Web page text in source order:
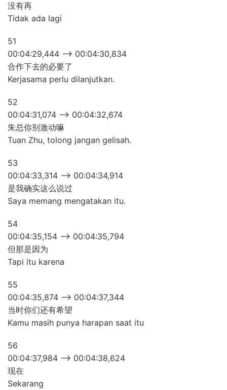
没有再
Tidak ada lagi
51
00:04:29,444 –> 00:04:30,834
合作下去的必要了
Kerjasama perlu dilanjutkan.
52
00:04:31,074 –> 00:04:32,674
朱总你别激动嘛
Tuan Zhu, tolong jangan gelisah.
53
00:04:33,314 –> 00:04:34,914
是我确实这么说过
Saya memang mengatakan itu.
54
00:04:35,154 –> 00:04:35,794
但那是因为
Tapi itu karena
55
00:04:35,874 –> 00:04:37,344
当时你们还有希望
Kamu masih punya harapan saat itu
56
00:04:37,984 –> 00:04:38,624
现在
Sekarang